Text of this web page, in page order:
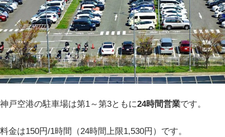
神戸空港の駐車場は第1～第3ともに24時間営業です。
料金は150円/1時間（24時間上限1,530円）です。